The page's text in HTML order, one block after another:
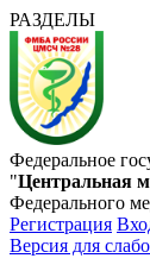
РАЗДЕЛЫ
Федеральное
"Центральная
Федерального
Регистрация
Версия для